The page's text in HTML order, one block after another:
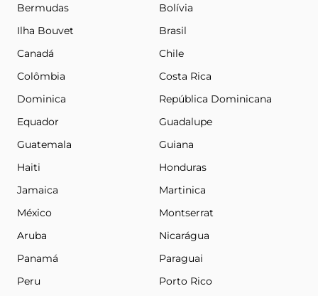
Bermudas
Bolívia
Ilha Bouvet
Brasil
Canadá
Chile
Colômbia
Costa Rica
Dominica
República Dominicana
Equador
Guadalupe
Guatemala
Guiana
Haiti
Honduras
Jamaica
Martinica
México
Montserrat
Aruba
Nicarágua
Panamá
Paraguai
Peru
Porto Rico